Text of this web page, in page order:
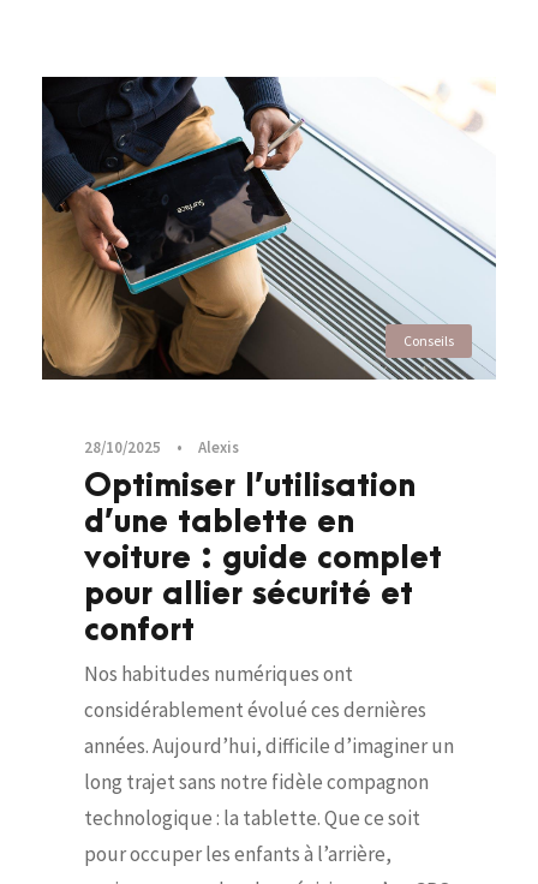
Conseils
28/10/2025 • Alexis
Optimiser l’utilisation
d’une tablette en
voiture : guide complet
pour allier sécurité et
confort
Nos habitudes numériques ont
considérablement évolué ces dernières
années. Aujourd’hui, difficile d’imaginer un
long trajet sans notre fidèle compagnon
technologique : la tablette. Que ce soit
pour occuper les enfants à l’arrière,